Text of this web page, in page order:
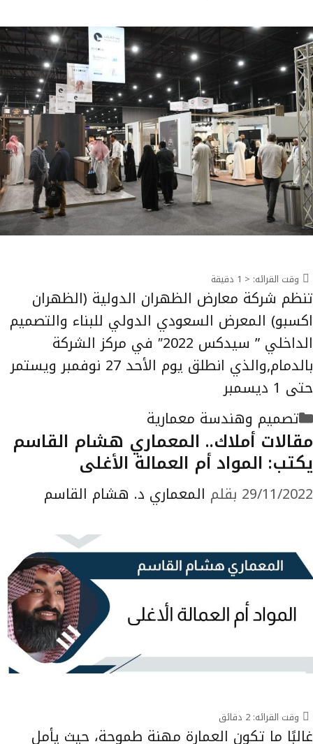
وقت القرائه: < 1 دقيقة
تنظم شركة معارض الظهران الدولية (الظهران
اكسبو) المعرض السعودي الدولي للبناء والتصميم
الداخلي ” سيدكس 2022″ في مركز الشركة
بالدمام,والذي انطلق يوم الأحد 27 نوفمبر ويستمر
حتى 1 ديسمبر
التصنيفات
تصميم وهندسة معمارية
مقالات أملاك.. المعماري هشام القاسم
يكتب: المواد أم العمالة الأغلى
29/11/2022 بقلم المعماري د. هشام القاسم
وقت القرائه: 2 دقائق
غالبًا ما تكون العمارة مهنة طموحة، حيث يأمل